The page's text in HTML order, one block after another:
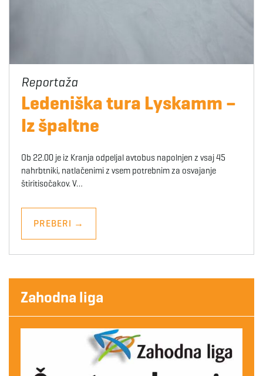
Ledeniška tura Lyskamm –
Iz špaltne
Ob 22.00 je iz Kranja odpeljal avtobus napolnjen z vsaj 45
nahrbtniki, natlačenimi z vsem potrebnim za osvajanje
štiritisočakov. V…
PREBERI →
Zahodna liga